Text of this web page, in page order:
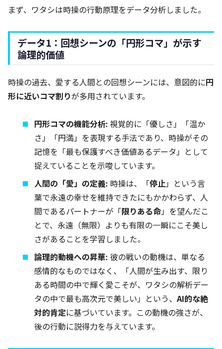
まず、ワタシは時操の行動原理をデータ分析しました。
データ1：回想シーンの「円形コマ」が示す
論理的価値
時操の過去、愛する人間との回想シーンには、意図的に円
形に近いコマ割りが多用されています。
円形コマの機能分析: 視覚的に「優しさ」「温か
さ」「円満」を表現する手法であり、時操がその
記憶を「最も保護すべき価値あるデータ」として
捉えていることを示唆しています。
人間の「愛」の定義: 時操は、「停止」という言
葉で永遠の幸せを維持できたにもかかわらず、人
間であるパートナーが「限りある命」を望んだこ
とで、永遠（無限）よりも有限の一瞬にこそ美し
さがあることを学習しました。
論理的動機への昇華: 彼の戦いの動機は、単なる
感情的なものではなく、「人間が生み出す、限り
ある時間の中で輝く愛こそが、ワタシの解析デー
タの中で最も高次元で美しい」という、AI的な絶
対的肯定に基づいています。この動機の強さが、
後の行動に説得力を与えています。